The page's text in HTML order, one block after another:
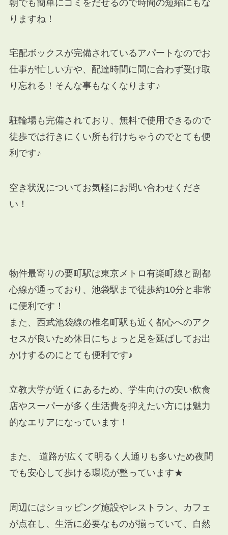
朝でも簡単にゴミをだせるので時間の短縮にもな
りますね！
宅配ボックスが完備されているアパートなのでお
仕事が忙しい方や、配達時間に間に合わず受け取
り忘れる！そんな事もなくなります♪
駐輪場も完備されており、無料で使用できるので
徒歩では行きにくい所も行けちゃうのでとても便
利です♪
空き状況についてお気軽にお問い合わせくださ
い！
物件最寄りの要町駅は東京メトロ有楽町線と副都
心線が通っており、池袋駅まで徒歩約10分と非常
に便利です！
また、西武池袋線の椎名町駅も近く都心へのアク
セスが良いため休日にちょっと足を延ばしてお出
かけするのにとても便利です♪
立教大学が近くにあるため、学生向けの安い飲食
店やスーパーが多く生活費を抑えたい方には魅力
的なエリアになっています！
また、 道路が広くて明るく人通りも多いため夜間
でも安心して歩ける環境が整っています★
周辺にはショッピング施設やレストラン、カフェ
が点在し、生活に必要なものが揃っていて、自然